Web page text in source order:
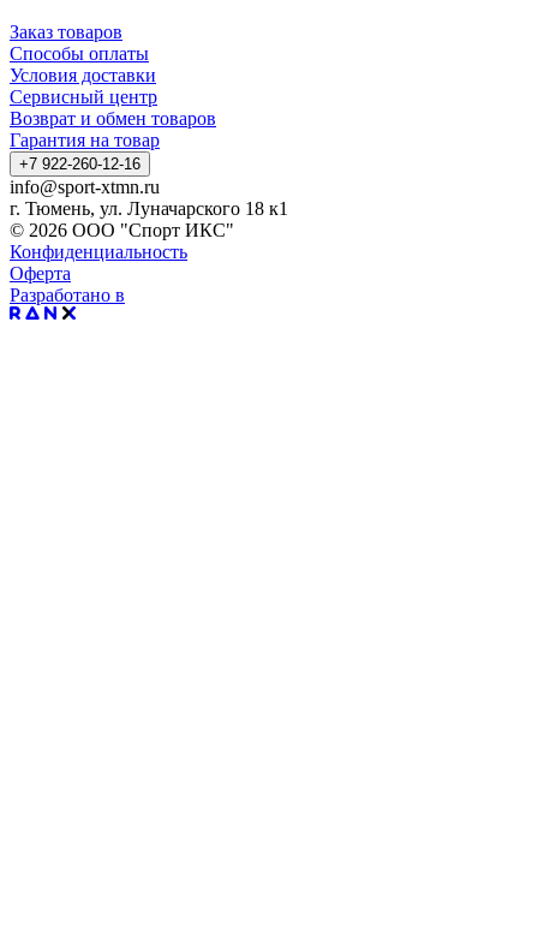
Заказ товаров
Способы оплаты
Условия доставки
Сервисный центр
Возврат и обмен товаров
Гарантия на товар
+7 922-260-12-16
info@sport-xtmn.ru
г. Тюмень, ул. Луначарского 18 к1
© 2026 ООО "Спорт ИКС"
Конфиденциальность
Оферта
Разработано в